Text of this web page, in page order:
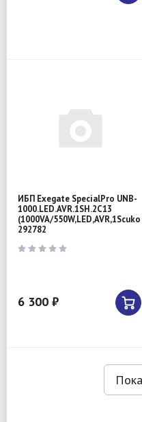
ИБП Exegate SpecialPro UNB-
1000.LED.AVR.1SH.2C13
(1000VA/
292782
6 300 ₽